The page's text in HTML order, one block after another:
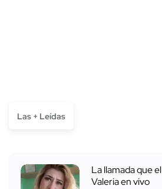
Las + Leídas
La llamada que
Valeria en vivo